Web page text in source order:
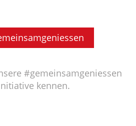
#gemeinsamgeniessen
kennen.